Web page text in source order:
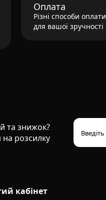
Оплата
Різні способи оплати
для вашої зручності
та знижок?
на розсилку
кабінет